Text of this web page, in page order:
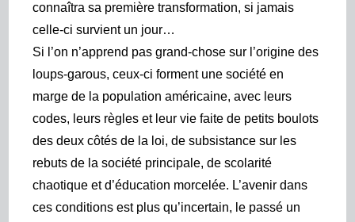
connaîtra sa première transformation, si jamais
celle-ci survient un jour…
Si l’on n’apprend pas grand-chose sur l’origine des
loups-garous, ceux-ci forment une sociétéen
marge de la population américaine, avec leurs
codes, leurs règles et leur vie faite de petits boulots
des deux côtés de la loi, de subsistance sur les
rebuts de la société principale, de scolarité
chaotique et d’éducation morcelée. L’avenir dans
ces conditions est plus qu’incertain, le passé un